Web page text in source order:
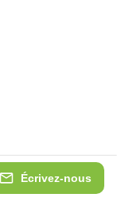
Écrivez-nous